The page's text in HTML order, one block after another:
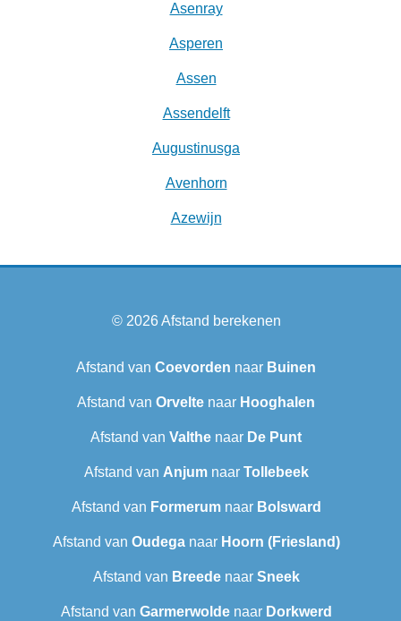
Asenray
Asperen
Assen
Assendelft
Augustinusga
Avenhorn
Azewijn
© 2026Afstand berekenen
Afstand van Coevorden naar Buinen
Afstand van Orvelte naar Hooghalen
Afstand van Valthe naar De Punt
Afstand van Anjumnaar Tollebeek
Afstand van Formerumnaar Bolsward‎
Afstand van Oudeganaar Hoorn (Friesland)
Afstand van Breedenaar Sneek‎
Afstand van Garmerwoldenaar Dorkwerd